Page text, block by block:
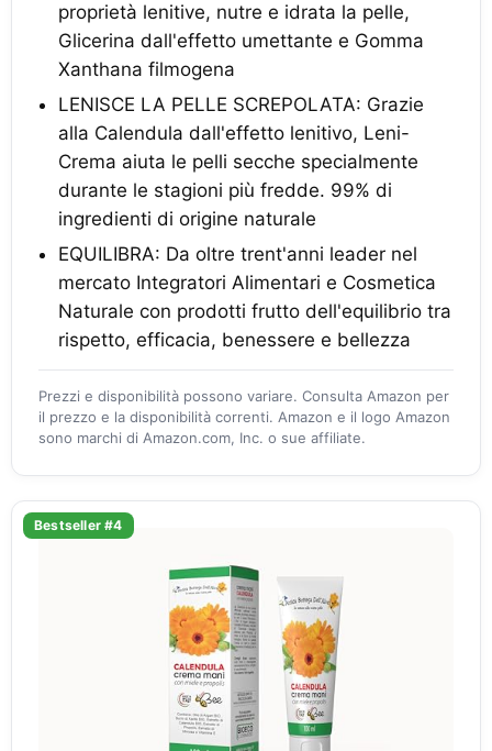
proprietà lenitive, nutre e idrata la pelle,
Glicerina dall'effetto umettante e Gomma
Xanthana filmogena
LENISCE LA PELLE SCREPOLATA: Grazie
alla Calendula dall'effetto lenitivo, Leni-
Crema aiuta le pelli secche specialmente
durante le stagioni più fredde. 99% di
ingredienti di origine naturale
EQUILIBRA: Da oltre trent'anni leader nel
mercato Integratori Alimentari e Cosmetica
Naturale con prodotti frutto dell'equilibrio tra
rispetto, efficacia, benessere e bellezza
Prezzi e disponibilità possono variare. Consulta Amazon per
il prezzo e la disponibilità correnti. Amazon e il logo Amazon
sono marchi di Amazon.com, Inc. o sue affiliate.
Bestseller #4